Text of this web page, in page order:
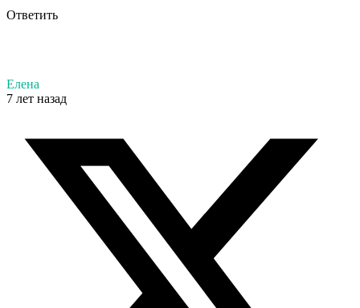
Ответить
Елена
7 лет назад